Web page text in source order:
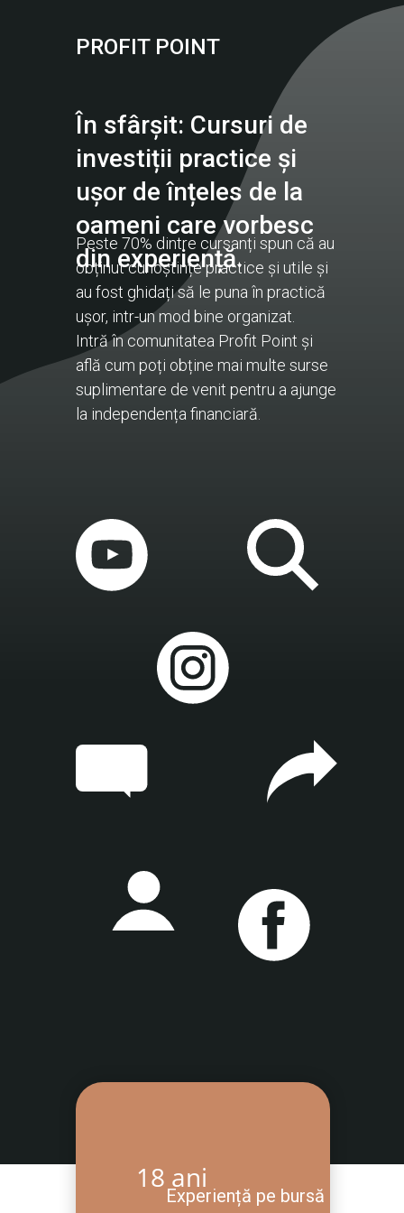
În sfârșit: Cursuri de
investiții practice și
ușor de înțeles de la
oameni care vorbesc
din experiență.
Peste 70% dintre cursanți spun că au
obținut cunoștințe practice și utile și
au fost ghidați să le puna în practică
ușor, intr-un mod bine organizat.
Intră în comunitatea Profit Point și
află cum poți obține mai multe surse
suplimentare de venit pentru a ajunge
la independența financiară.
PROFIT POINT
18 ani
Experiență pe bursă